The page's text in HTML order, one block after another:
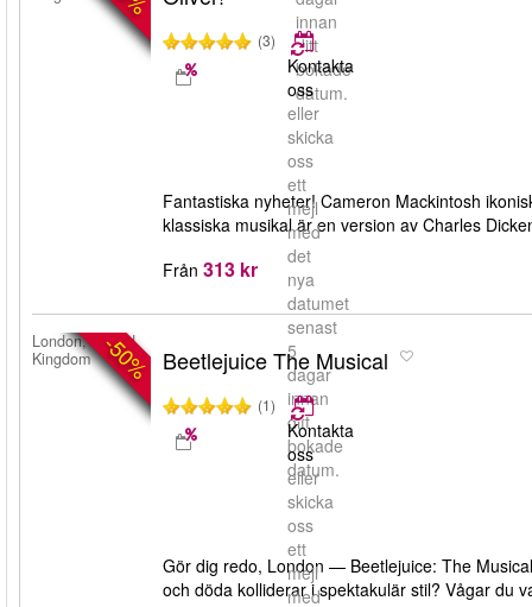
innan
ditt
bokade
datum.
(3)
Kontakta
oss
eller
skicka
oss
ett
mejl
med
det
nya
datumet
senast
5
dagar
innan
ditt
bokade
datum.
Fantastiska nyheter! Cameron Mackintosh
klassiska musikal är en version av Charles
Från 313 kr
-50%
London, United
Kingdom
Beetlejuice The Musical
(1)
Kontakta
oss
eller
skicka
oss
ett
mejl
med
Gör dig redo, London — Beetlejuice: The
och döda kolliderar i spektakulär stil? Vågar du